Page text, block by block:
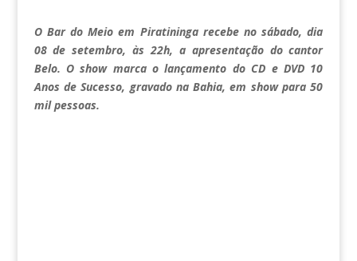
O Bar do Meio em Piratininga recebe no sábado, dia
08 de setembro, às 22h, a apresentação do cantor
Belo. O show marca o lançamento do CD e DVD 10
Anos de Sucesso, gravado na Bahia, em show para 50
mil pessoas.